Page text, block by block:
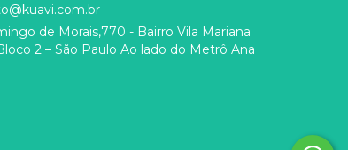
de Morais,770 - Bairro Vila Mariana
2 – São Paulo Ao lado do Metrô Ana